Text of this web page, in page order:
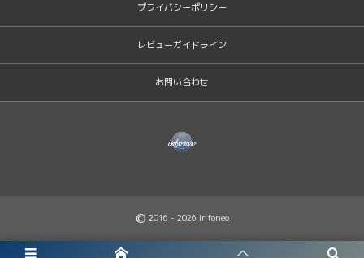
プライバシーポリシー
レビューガイドライン
お問い合わせ
© 2016 - 2026 infoneo